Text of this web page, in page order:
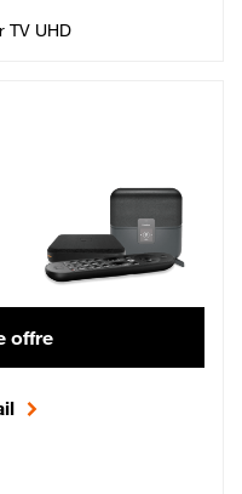
TV UHD
€ par mois, Engagement 12 mois
offre